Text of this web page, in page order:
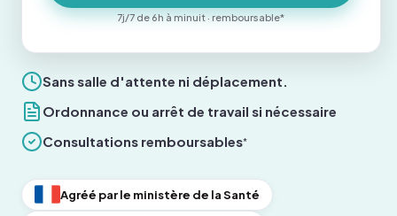
Sans salle d'attente ni déplacement.
Ordonnance ou arrêt de travail si nécessaire
Consultations remboursables*
Agréé par le ministère de la Santé
7j/7 de 6h à minuit · remboursable*